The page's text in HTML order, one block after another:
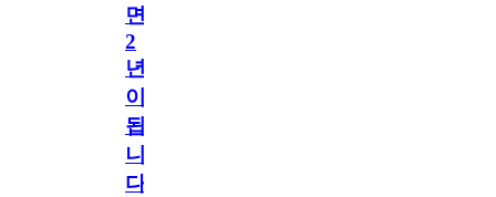
면
2
년
이
됩
니
다.